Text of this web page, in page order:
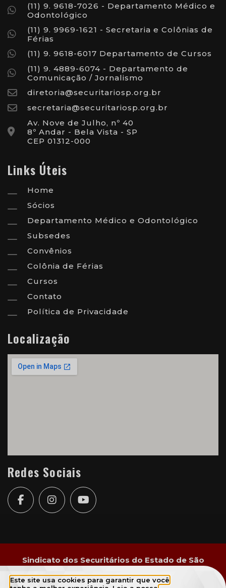
(11) 9. 9618-7026 - Departamento Médico e
Odontológico
(11) 9. 9969-1621 - Secretaria e Colônias de
Férias
(11) 9. 9618-6017 Departamento de Cursos
(11) 9. 4889-6074 - Departamento de
Comunicação / Jornalismo
diretoria@securitariosp.org.br
secretaria@securitariosp.org.br
Av. Nove de Julho, nº 40
8º Andar - Bela Vista - SP
CEP 01312-000
Links Úteis
Home
Sócios
Departamento Médico e Odontológico
Subsedes
Convênios
Colônia de Férias
Cursos
Contato
Política de Privacidade
Localização
Redes Sociais
Sindicato dos Securitários do Estado de São
2022 © Todos os direitos reservados
Este site usa cookies para garantir que você